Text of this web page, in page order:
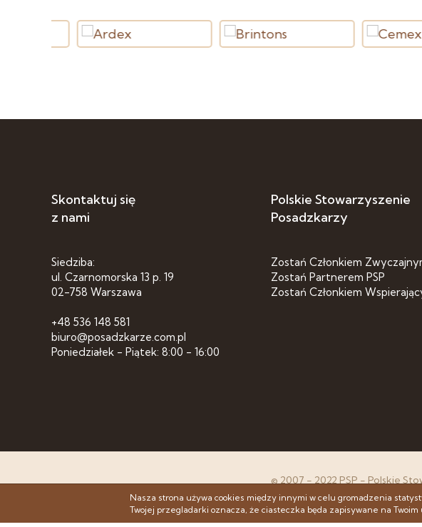
Skontaktuj się
z nami
Siedziba:
ul. Czarnomorska 13 p. 19
02-758 Warszawa
+48 536 148 581
biuro@posadzkarze.com.pl
Poniedziałek - Piątek: 8:00 - 16:00
Polskie Stowarzyszenie
Posadzkarzy
Zostań Członkiem
Zostań Partnerem PSP
Zostań Członkiem
© 2007 - 2022 PSP - Polskie
Nasza strona używa cookies między innymi w celu gromadzenia
Twojej przegladarki oznacza, że ciasteczka będa zapisywane na